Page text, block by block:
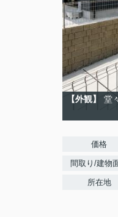
【外観】
堂
価格
間取り/建物
所在地